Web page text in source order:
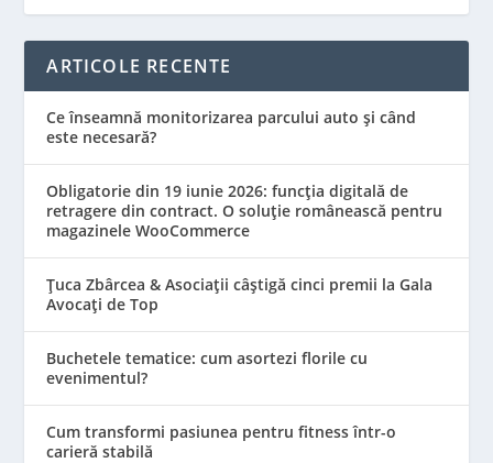
ARTICOLE RECENTE
Ce înseamnă monitorizarea parcului auto și când
este necesară?
Obligatorie din 19 iunie 2026: funcția digitală de
retragere din contract. O soluție românească pentru
magazinele WooCommerce
Țuca Zbârcea & Asociații câștigă cinci premii la Gala
Avocați de Top
Buchetele tematice: cum asortezi florile cu
evenimentul?
Cum transformi pasiunea pentru fitness într-o
carieră stabilă